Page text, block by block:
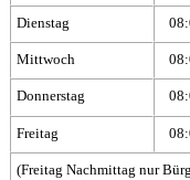
Dienstag
Mittwoch
Donnerstag
Freitag
(Freitag Nachmittag nur